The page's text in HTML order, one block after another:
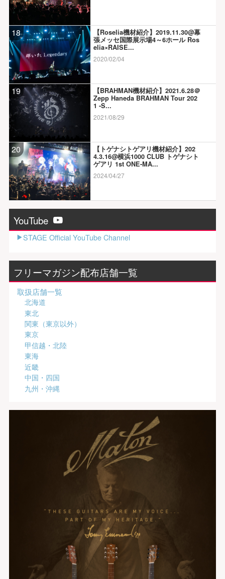
18
【Roselia機材紹介】2019.11.30@幕
張メッセ国際展示場4～6ホール Ros
elia×RAISE...
2020/02/04
19
【BRAHMAN機材紹介】2021.6.28＠
Zepp Haneda BRAHMAN Tour 202
1 -S...
2021/08/29
20
【トゲナシトゲアリ機材紹介】202
4.3.16@横浜1000 CLUB トゲナシト
ゲアリ 1st ONE-MA...
2024/04/27
YouTube
STAGE Official YouTube Channel
フリーマガジン配布店舗一覧
取扱店舗一覧
北海道
東北
関東（東京以外）
東京
甲信越・北陸
東海
近畿
中国・四国
九州・沖縄